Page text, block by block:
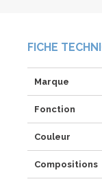
FICHE
Marque
Fonction
Couleur
Compositions